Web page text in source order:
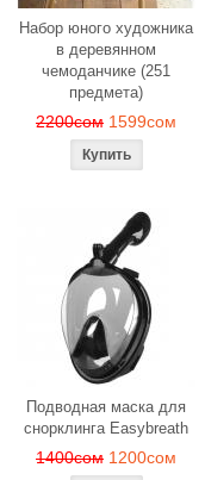
Набор юного художника
в деревянном
чемоданчике (251
предмета)
2200сом 1599сом
Подводная маска для
снорклинга Easybreath
1400сом 1200сом